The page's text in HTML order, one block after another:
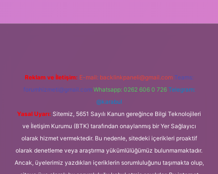
Reklam ve İletişim: E-mail: backlinkpaneli@gmail.com Teams:
forumhizmeti@gmail.com Whatsapp: 0262 606 0 726 Telegram:
@karabul
Yasal Uyarı: Sitemiz, 5651 Sayılı Kanun gereğince Bilgi Teknolojileri
ve İletişim Kurumu (BTK) tarafından onaylanmış bir Yer Sağlayıcı
olarak hizmet vermektedir. Bu nedenle, sitedeki içerikleri proaktif
olarak denetleme veya araştırma yükümlülüğümüz bulunmamaktadır.
Ancak, üyelerimiz yazdıkları içeriklerin sorumluluğunu taşımakta olup,